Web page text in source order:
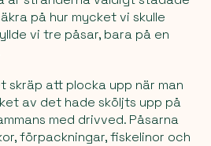
på hur mycket vi skulle
vi tre påsar, bara på en
skräp att plocka upp när man
av det hade sköljts upp på
med drivved. Påsarna
förpackningar, fiskelinor och